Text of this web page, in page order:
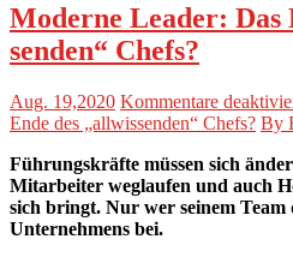
Moderne Leader: Das
senden“ Chefs?
Aug. 19,2020 Kommentare
Ende des „allwis­senden“ Chefs? By
Führungs­kräfte müssen sich
Mitar­beiter weglaufen und auch
sich bringt. Nur wer seinem
Unter­neh­mens bei.